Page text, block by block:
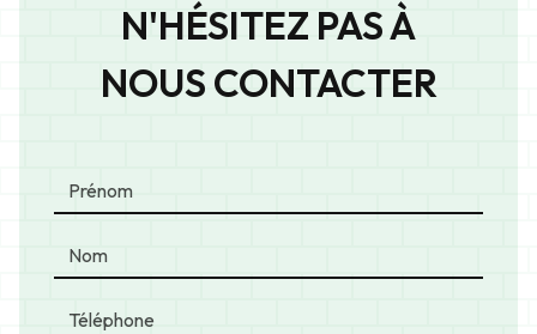
N'HÉSITEZ PAS À
NOUS CONTACTER